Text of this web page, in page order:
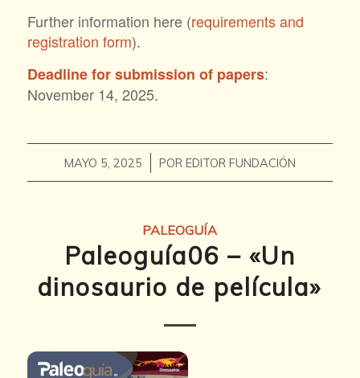
Further information here (requirements and
registration form).
Deadline for submission of papers:
November 14, 2025.
MAYO 5, 2025
/ POR EDITOR FUNDACIÓN
PALEOGUÍA
Paleoguía06 – «Un
dinosaurio de película»